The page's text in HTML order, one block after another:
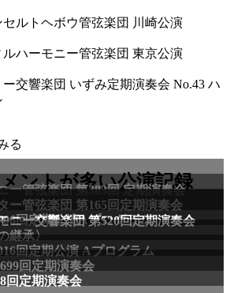
セルトヘボウ管弦楽団 川崎公演
ハーモニー管弦楽団 東京公演
交響楽団 いずみ定期演奏会 No.43 ハ
る
ントが多い公演記録
ー管弦楽団 第383回 定期演奏会
ー管弦楽団 第165回定期演奏会
回定期公演Aプログラム
ニー交響楽団 第520回定期演奏会
継承〉
回定期公演 Aプログラム
回定期演奏会
回定期演奏会